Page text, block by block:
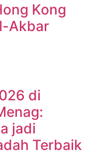
Kong
Akbar
di
jadi
Terbaik